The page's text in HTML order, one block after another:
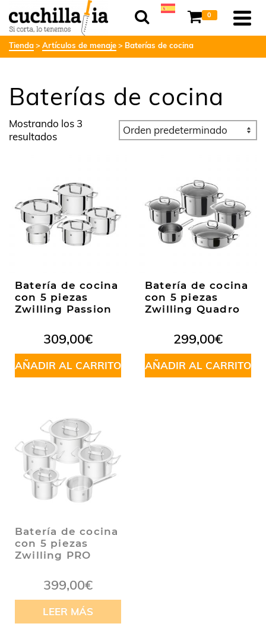
0
Tienda Artículos de menaje Baterías de cocina
Baterías de cocina
Mostrando los 3
resultados
Batería de cocina
con 5 piezas
Zwilling Passion
309,00€
AÑADIR AL CARRITO
Batería de cocina
con 5 piezas
Zwilling Quadro
299,00€
AÑADIR AL CARRITO
Batería de cocina
con 5 piezas
Zwilling PRO
399,00€
LEER MÁS